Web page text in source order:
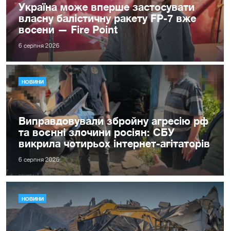
Україна може вперше застосувати
власну балістичну ракету FP-7 вже
восени — Fire Point
6 серпня 2026
НОВИНИ
Виправдовували збройну агресію рф
та воєнні злочини росіян: СБУ
викрила чотирьох інтернет-агітаторів
6 серпня 2026
НОВИНИ